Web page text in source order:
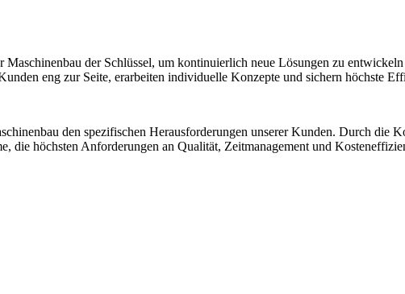
der Schlüssel, um kontinuierlich neue Lösungen zu
eng zur Seite, erarbeiten individuelle Konzepte und sichern höchste
den spezifischen Herausforderungen unserer Kunden. Durch die
die höchsten Anforderungen an Qualität, Zeitmanagement und